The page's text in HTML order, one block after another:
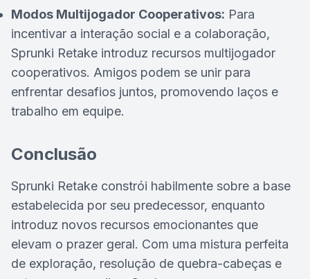
Modos Multijogador Cooperativos: Para
incentivar a interação social e a colaboração,
Sprunki Retake introduz recursos multijogador
cooperativos. Amigos podem se unir para
enfrentar desafios juntos, promovendo laços e
trabalho em equipe.
Conclusão
Sprunki Retake constrói habilmente sobre a base
estabelecida por seu predecessor, enquanto
introduz novos recursos emocionantes que
elevam o prazer geral. Com uma mistura perfeita
de exploração, resolução de quebra-cabeças e